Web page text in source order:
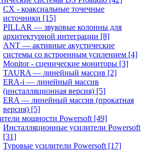
CX - коаксиальные точечные
источники [15]
PILLAR — звуковые колонны для
архитектурной интеграции [8]
ANT — активные акустические
системы со встроенным усилением [4]
Monitor - сценические мониторы [3]
TAURA — линейный массив [2]
ERA-i — линейный массив
(инсталляционная версия) [5]
ERA — линейный массив (прокатная
версия) [5]
мощности Powersoft [49]
Инсталляционные усилители Powersoft
[31]
Туровые усилители Powersoft [17]